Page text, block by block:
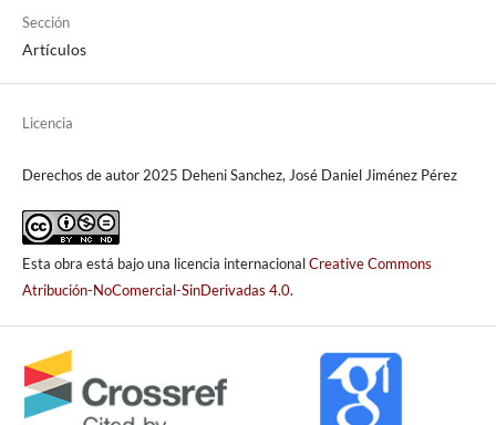
Sección
Artículos
Licencia
Derechos de autor 2025 Deheni Sanchez, José Daniel Jiménez Pérez
Esta obra está bajo una licencia internacionalCreative Commons
Atribución-NoComercial-SinDerivadas 4.0.